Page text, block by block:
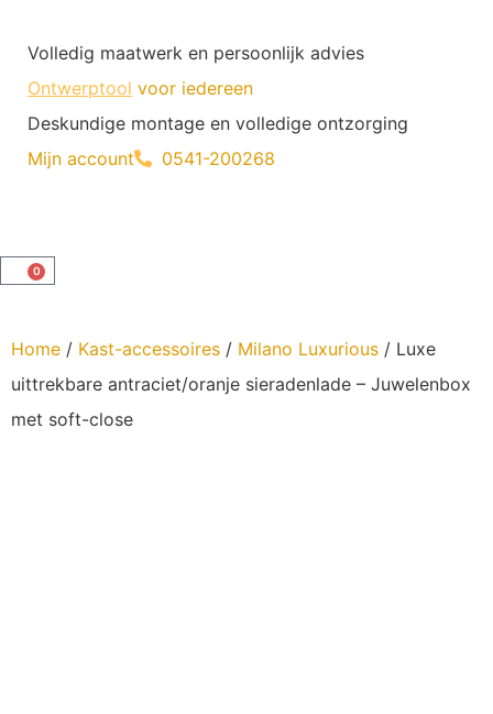
Volledig maatwerk en persoonlijk advies
Ontwerptool voor iedereen
Deskundige montage en volledige ontzorging
Mijn account
0541-200268
0
Home / Kast-accessoires / Milano Luxurious / Luxe
uittrekbare antraciet/oranje sieradenlade – Juwelenbox
met soft-close